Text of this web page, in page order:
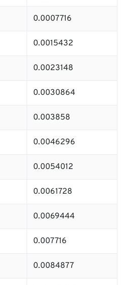
0.0007716
0.0015432
0.0023148
0.0030864
0.003858
0.0046296
0.0054012
0.0061728
0.0069444
0.007716
0.0084877